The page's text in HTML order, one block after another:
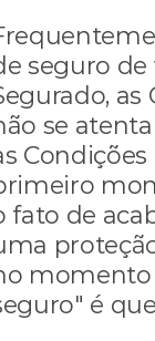
seguro
as
se
fato de
momento
é